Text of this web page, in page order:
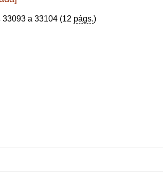
a 33104 (12 págs.)